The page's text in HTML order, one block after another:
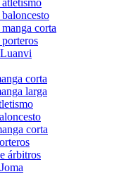
corta
corta
larga
corta
árbitros